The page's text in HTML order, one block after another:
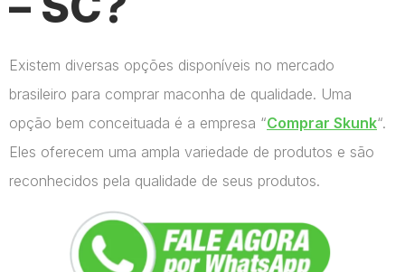
Existem diversas opções disponíveis no mercado
brasileiro para comprar maconha de qualidade. Uma
opção bem conceituada é a empresa “Comprar Skunk“.
Eles oferecem uma ampla variedade de produtos e são
reconhecidos pela qualidade de seus produtos.